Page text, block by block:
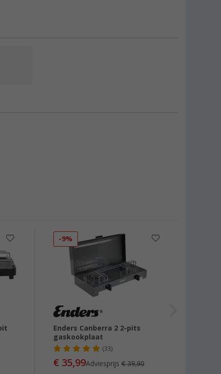
-9%
Enders Canberra 2 2-pits
gaskookplaat
(33)
€ 35,99Adviesprijs € 39,90